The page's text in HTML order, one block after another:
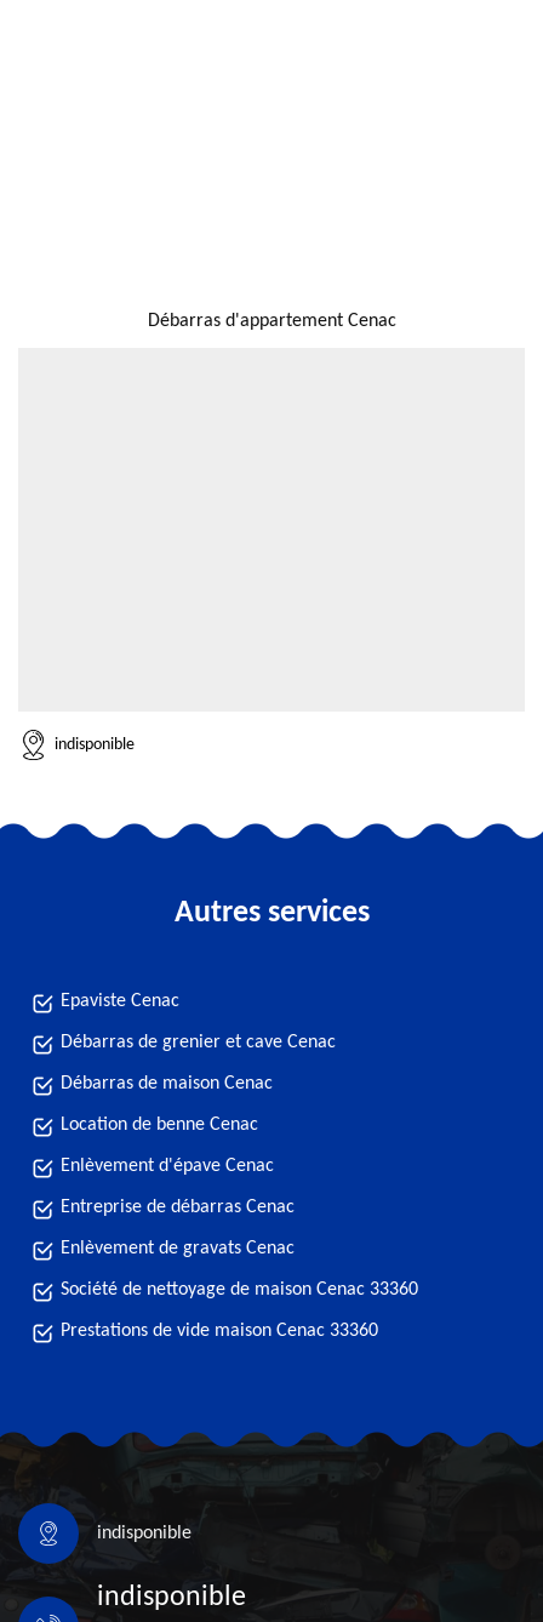
Débarras d'appartement Cenac
indisponible
Autres services
Epaviste Cenac
Débarras de grenier et cave Cenac
Débarras de maison Cenac
Location de benne Cenac
Enlèvement d'épave Cenac
Entreprise de débarras Cenac
Enlèvement de gravats Cenac
Société de nettoyage de maison Cenac 33360
Prestations de vide maison Cenac 33360
indisponible
indisponible